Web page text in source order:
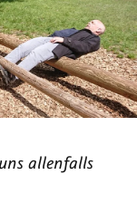
allenfalls